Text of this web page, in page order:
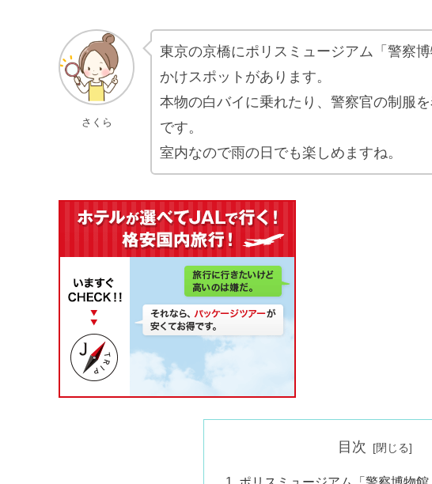
さくら
東京の京橋にポリスミュージアム「警察
かけスポットがあります。
本物の白バイに乗れたり、警察官の制服
です。
室内なので雨の日でも楽しめますね。
目次